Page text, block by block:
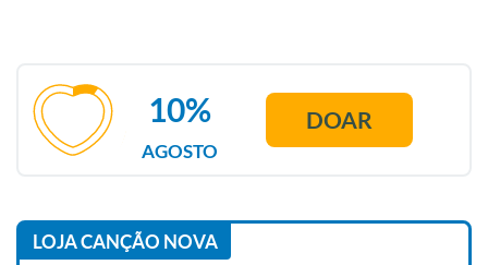
AGOSTO
10% DOAR
LOJA CANÇÃO NOVA